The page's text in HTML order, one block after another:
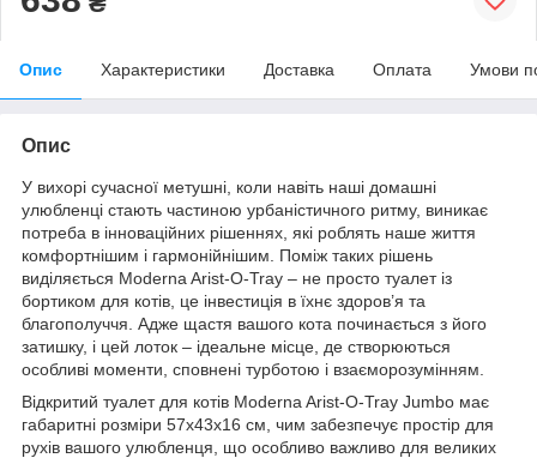
Опис Характеристики Доставка Оплата Умови
Опис
У вихорі сучасної метушні, коли навіть наші домашні
улюбленці стають частиною урбаністичного ритму, виникає
потреба в інноваційних рішеннях, які роблять наше життя
комфортнішим і гармонійнішим. Поміж таких рішень
виділяється Moderna Arist-O-Tray – не просто туалет із
бортиком для котів, це інвестиція в їхнє здоров’я та
благополуччя. Адже щастя вашого кота починається з його
затишку, і цей лоток – ідеальне місце, де створюються
особливі моменти, сповнені турботою і взаєморозумінням.
Відкритий туалет для котів Moderna Arist-O-Tray Jumbo має
габаритні розміри 57х43х16 см, чим забезпечує простір для
рухів вашого улюбленця, що особливо важливо для великих